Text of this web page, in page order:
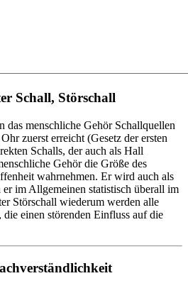
Schall, Störschall
das menschliche Gehör Schallquellen
zuerst erreicht (Gesetz der ersten
Schalls, der auch als Hall
Gehör die Größe des
wahrnehmen. Er wird auch als
im Allgemeinen statistisch überall im
Störschall wiederum werden alle
die einen störenden Einfluss auf die